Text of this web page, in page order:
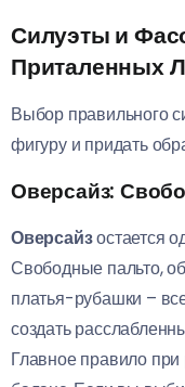
Силуэты и
Приталенных
Выбор правильного
фигуру и придать
Оверсайз:
Оверсайзостается
Свободные пальто,
платья-рубашки –
создать
Главное правило